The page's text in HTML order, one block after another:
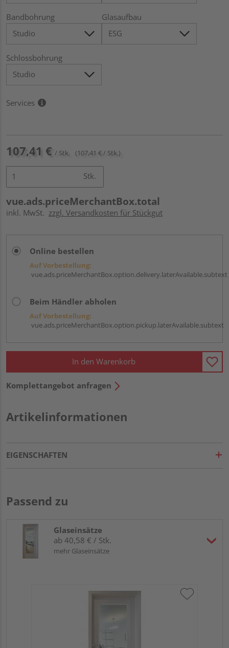
Bandbohrung Glasaufbau
Schlossbohrung
Services
107,41 € / Stk. (107,41 € / Stk.)
Stk.
vue.ads.priceMerchantBox.total
inkl. MwSt. zzgl. Versandkosten für Stückgut
Online bestellen
Auf Vorbestellung:
vue.ads.priceMerchantBox.option.delivery.laterAvailable.subtext
Beim Händler abholen
Auf Vorbestellung:
vue.ads.priceMerchantBox.option.pickup.laterAvailable.subtext
In den Warenkorb
Komplettangebot anfragen
Artikelinformationen
EIGENSCHAFTEN
Passend zu
Glaseinsätze
ab 40,58 € / Stk.
mehr Glaseinsätze